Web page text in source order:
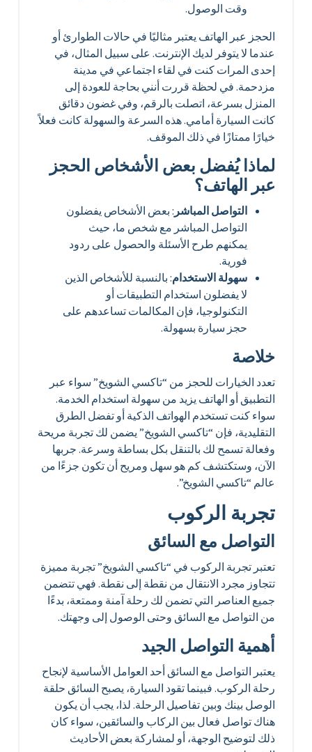
وقت الوصول.
الحجز عبر الهاتف يعتبر مثاليًا في حالات الطوارئ أو
عندما لا يتوفر لديك الإنترنت. على سبيل المثال، في
إحدى المرات كنت في لقاء اجتماعي في مدينة
مزدحمة. في لحظة قررت أنني بحاجة للعودة إلى
المنزل بسرعة، اتصلت بالرقم، وفي غضون دقائق
كانت السيارة أمامي. هذه السرعة والسهولة كانت فعلاً
خيارًا ممتازًا في ذلك الموقف.
لماذا يُفضل بعض الأشخاص الحجز
عبر الهاتف؟
التواصل المباشر: بعض الأشخاص يفضلون
التواصل المباشر مع شخص ما، حيث
يمكنهم طرح الأسئلة والحصول على ردود
فورية.
سهولة الاستخدام: بالنسبة للأشخاص الذين
لا يفضلون استخدام التطبيقات أو
التكنولوجيا، فإن المكالمات تساعدهم على
حجز سيارة بسهولة.
خلاصة
تعدد الخيارات للحجز من “تاكسي الشويخ” سواء عبر
التطبيق أو الهاتف يزيد من سهولة استخدام الخدمة.
سواء كنت تستخدم الهواتف الذكية أو تفضل الطرق
التقليدية، فإن “تاكسي الشويخ” يضمن لك تجربة مريحة
وفعالة تسمح لك بالتنقل بكل بساطة وسرعة. جربها
الآن، وستكتشف كم هو سهل ومريح أن تكون جزءًا من
عالم “تاكسي الشويخ”.
تجربة الركوب
التواصل مع السائق
تعتبر تجربة الركوب في “تاكسي الشويخ” تجربة مميزة
تتجاوز مجرد الانتقال من نقطة إلى نقطة. فهي تتضمن
جميع العناصر التي تضمن لك رحلة آمنة وممتعة، بدءًا
من التواصل مع السائق وحتى الوصول إلى وجهتك.
أهمية التواصل الجيد
يعتبر التواصل مع السائق أحد العوامل الأساسية لإنجاح
رحلة الركوب. فبينما تقود السيارة، يصبح السائق حلقة
الوصل بينك وبين تفاصيل الرحلة. لذا، يجب أن يكون
هناك تواصل فعال بين الركاب والسائقين، سواء كان
ذلك لتوضيح الوجهة، أو لمشاركة بعض الأحاديث